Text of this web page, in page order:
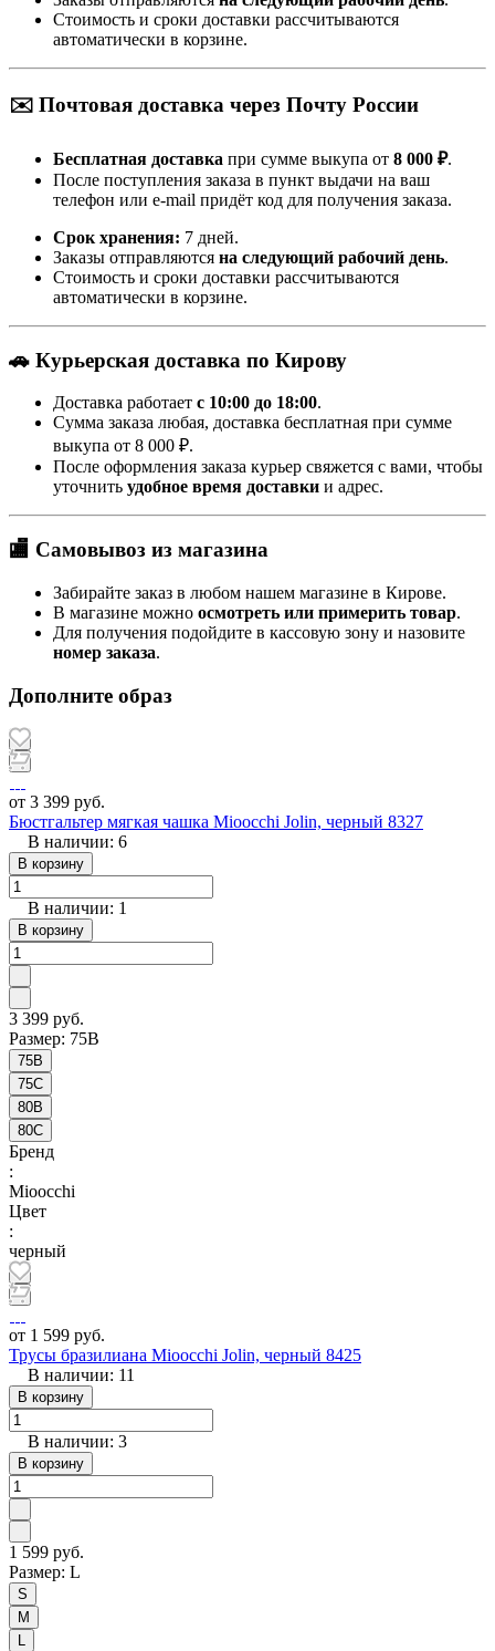
Стоимость и сроки доставки рассчитываются
автоматически в корзине.
✉️ Почтовая доставка через Почту России
Бесплатная доставка при сумме выкупа от 8 000 ₽.
После поступления заказа в пункт выдачи на ваш
телефон или e-mail придёт код для получения заказа.
Срок хранения: 7 дней.
Заказы отправляются на следующий рабочий день.
Стоимость и сроки доставки рассчитываются
автоматически в корзине.
🚗 Курьерская доставка по Кирову
Доставка работает с 10:00 до 18:00.
Сумма заказа любая, доставка бесплатная при сумме
выкупа от 8 000 ₽.
После оформления заказа курьер свяжется с вами, чтобы
уточнить удобное время доставки и адрес.
🏬 Самовывоз из магазина
Забирайте заказ в любом нашем магазине в Кирове.
В магазине можно осмотреть или примерить товар.
Для получения подойдите в кассовую зону и назовите
номер заказа.
Дополните образ
от 3 399 руб.
Бюстгальтер мягкая чашка Mioocchi Jolin, черный 8327
В наличии: 6
В корзину
В наличии: 1
В корзину
3 399 руб.
Размер: 75B
75B
75C
80B
80C
Бренд
:
Mioocchi
Цвет
:
черный
от 1 599 руб.
Трусы бразилиана Mioocchi Jolin, черный 8425
В наличии: 11
В корзину
В наличии: 3
В корзину
1 599 руб.
Размер: L
S
M
L